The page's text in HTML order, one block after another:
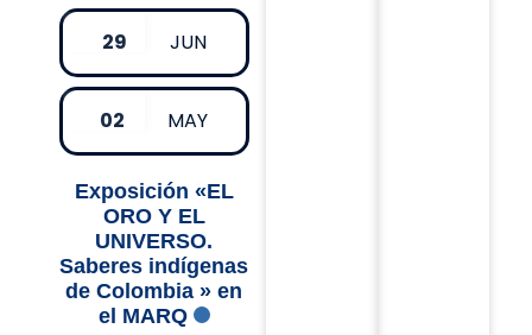
29 JUN
02 MAY
Exposición «EL
ORO Y EL
UNIVERSO.
Saberes indígenas
de Colombia » en
el MARQ